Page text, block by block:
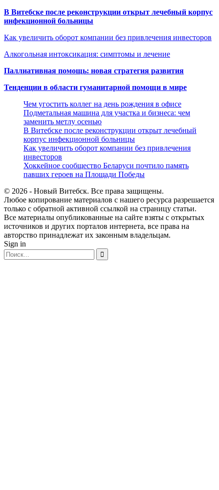
В Витебске после реконструкции открыт лечебный корпус
инфекционной больницы
Как увеличить оборот компании без привлечения инвесторов
Алкогольная интоксикация: симптомы и лечение
Паллиативная помощь: новая стратегия развития
Тенденции в области гуманитарной помощи в мире
Чем угостить коллег на день рождения в офисе
Подметальная машина для участка и бизнеса: чем
заменить метлу осенью
В Витебске после реконструкции открыт лечебный
корпус инфекционной больницы
Как увеличить оборот компании без привлечения
инвесторов
Хоккейное сообщество Беларуси почтило память
павших героев на Площади Победы
© 2026 - Новый Витебск. Все права защищены.
Любое копирование материалов с нашего ресурса разрешается
только с обратной активной ссылкой на страницу статьи.
Все материалы опубликованные на сайте взяты с открытых
источников и других порталов интернета, все права на
авторство принадлежат их законным владельцам.
Sign in